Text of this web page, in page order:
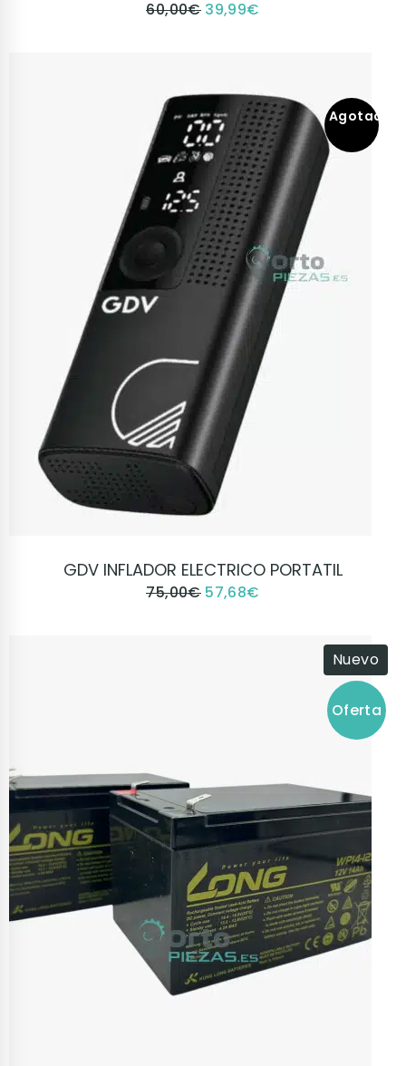
60,00€ 39,99€
Agotado
VER PRODUCTO
GDV INFLADOR ELECTRICO PORTATIL
75,00€ 57,68€
Oferta
Nuevo